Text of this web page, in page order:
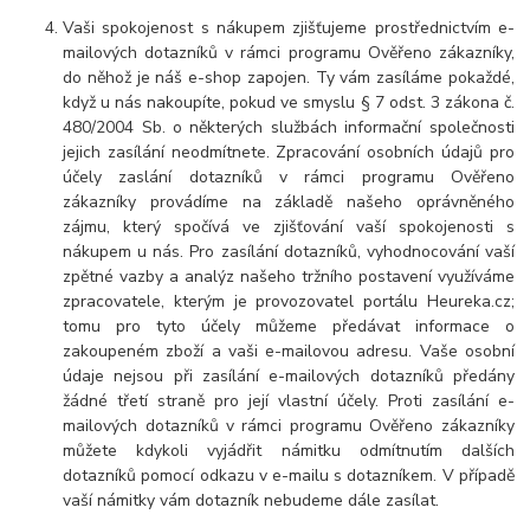
Vaši spokojenost s nákupem zjišťujeme prostřednictvím e-
mailových dotazníků v rámci programu Ověřeno zákazníky,
do něhož je náš e-shop zapojen. Ty vám zasíláme pokaždé,
když u nás nakoupíte, pokud ve smyslu § 7 odst. 3 zákona č.
480/2004 Sb. o některých službách informační společnosti
jejich zasílání neodmítnete. Zpracování osobních údajů pro
účely zaslání dotazníků v rámci programu Ověřeno
zákazníky provádíme na základě našeho oprávněného
zájmu, který spočívá ve zjišťování vaší spokojenosti s
nákupem u nás. Pro zasílání dotazníků, vyhodnocování vaší
zpětné vazby a analýz našeho tržního postavení využíváme
zpracovatele, kterým je provozovatel portálu Heureka.cz;
tomu pro tyto účely můžeme předávat informace o
zakoupeném zboží a vaši e-mailovou adresu. Vaše osobní
údaje nejsou při zasílání e-mailových dotazníků předány
žádné třetí straně pro její vlastní účely. Proti zasílání e-
mailových dotazníků v rámci programu Ověřeno zákazníky
můžete kdykoli vyjádřit námitku odmítnutím dalších
dotazníků pomocí odkazu v e-mailu s dotazníkem. V případě
vaší námitky vám dotazník nebudeme dále zasílat.